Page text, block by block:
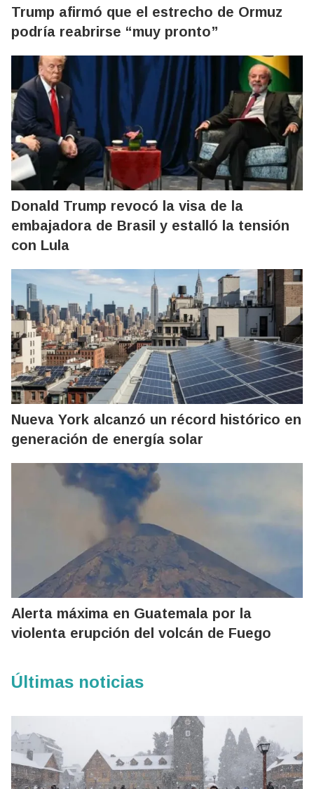
Trump afirmó que el estrecho de Ormuz
podría reabrirse “muy pronto”
Donald Trump revocó la visa de la
embajadora de Brasil y estalló la tensión
con Lula
Nueva York alcanzó un récord histórico en
generación de energía solar
Alerta máxima en Guatemala por la
violenta erupción del volcán de Fuego
Últimas noticias